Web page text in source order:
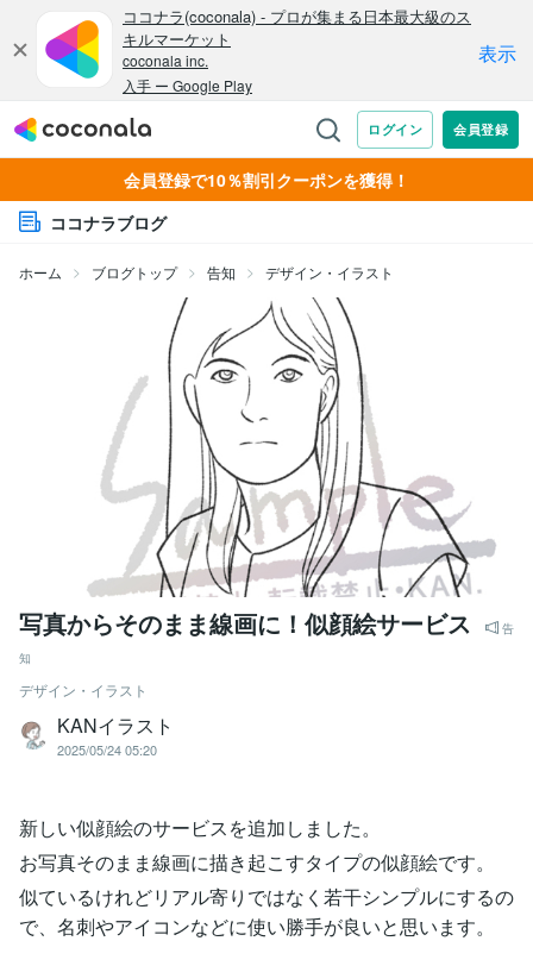
会員登録で10％割引クーポンを獲得！
ココナラブログ
ホーム ブログトップ 告知 デザイン・イラスト
写真からそのまま線画に！似顔絵サービス
告
知
デザイン・イラスト
KANイラスト
2025/05/24 05:20
新しい似顔絵のサービスを追加しました。
お写真そのまま線画に描き起こすタイプの似顔絵です。
似ているけれどリアル寄りではなく若干シンプルにするの
で、名刺やアイコンなどに使い勝手が良いと思います。